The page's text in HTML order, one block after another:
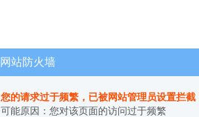
网站防火墙
您的请求过于频繁，已被网站管理员设置拦截
可能原因：您对该页面的访问过于频繁